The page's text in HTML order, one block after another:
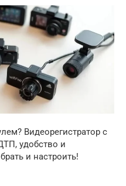
Видеорегистратор с
удобство и
и настроить!